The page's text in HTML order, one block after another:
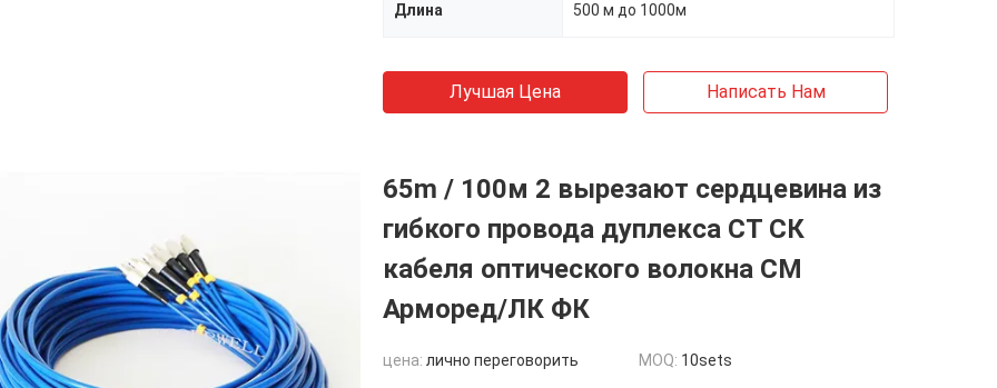
Длина 500 м до 1000м
Лучшая Цена Написать Нам
65m / 100м 2 вырезают сердцевина из
гибкого провода дуплекса СТ СК
кабеля оптического волокна СМ
Арморед/ЛК ФК
цена: лично переговорить MOQ: 10sets